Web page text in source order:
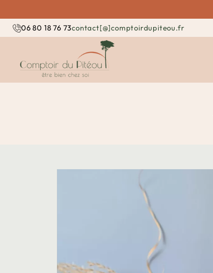
06 80 18 76 73contact[@]comptoirdupiteou.fr